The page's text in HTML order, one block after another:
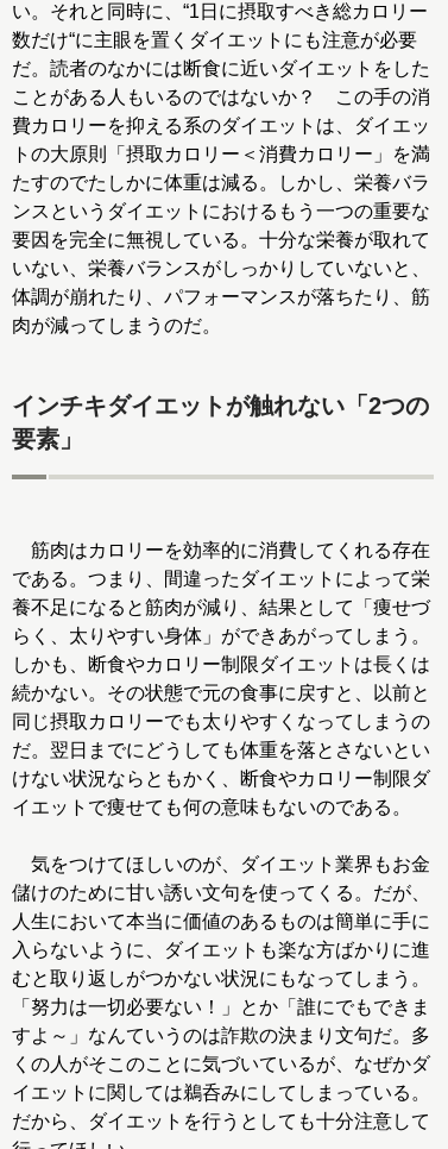
い。それと同時に、“1日に摂取すべき総カロリー
数だけ“に主眼を置くダイエットにも注意が必要
だ。読者のなかには断食に近いダイエットをした
ことがある人もいるのではないか？ この手の消
費カロリーを抑える系のダイエットは、ダイエッ
トの大原則「摂取カロリー＜消費カロリー」を満
たすのでたしかに体重は減る。しかし、栄養バラ
ンスというダイエットにおけるもう一つの重要な
要因を完全に無視している。十分な栄養が取れて
いない、栄養バランスがしっかりしていないと、
体調が崩れたり、パフォーマンスが落ちたり、筋
肉が減ってしまうのだ。
インチキダイエットが触れない「2つの
要素」
筋肉はカロリーを効率的に消費してくれる存在
である。つまり、間違ったダイエットによって栄
養不足になると筋肉が減り、結果として「痩せづ
らく、太りやすい身体」ができあがってしまう。
しかも、断食やカロリー制限ダイエットは長くは
続かない。その状態で元の食事に戻すと、以前と
同じ摂取カロリーでも太りやすくなってしまうの
だ。翌日までにどうしても体重を落とさないとい
けない状況ならともかく、断食やカロリー制限ダ
イエットで痩せても何の意味もないのである。
気をつけてほしいのが、ダイエット業界もお金
儲けのために甘い誘い文句を使ってくる。だが、
人生において本当に価値のあるものは簡単に手に
入らないように、ダイエットも楽な方ばかりに進
むと取り返しがつかない状況にもなってしまう。
「努力は一切必要ない！」とか「誰にでもできま
すよ～」なんていうのは詐欺の決まり文句だ。多
くの人がそこのことに気づいているが、なぜかダ
イエットに関しては鵜呑みにしてしまっている。
だから、ダイエットを行うとしても十分注意して